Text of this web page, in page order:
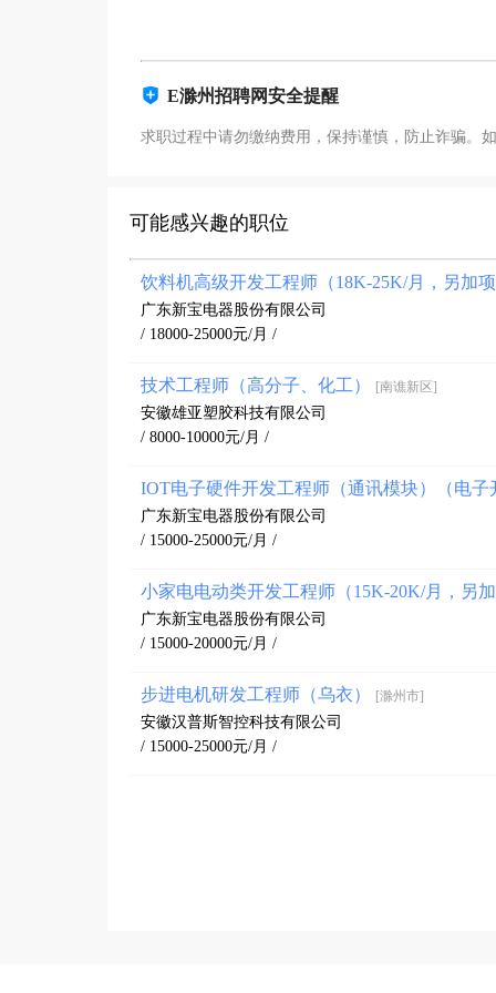
E滁州招聘网安全提醒
求职过程中请勿缴纳费用，保持谨慎，防止诈骗。
可能感兴趣的职位
饮料机高级开发工程师（18K-25K/月，另加
广东新宝电器股份有限公司
/ 18000-25000元/月 /
技术工程师（高分子、化工） [南谯新区]
安徽雄亚塑胶科技有限公司
/ 8000-10000元/月 /
广东新宝电器股份有限公司
/ 15000-25000元/月 /
小家电电动类开发工程师（15K-20K/月，另
广东新宝电器股份有限公司
/ 15000-20000元/月 /
步进电机研发工程师（乌衣） [滁州市]
安徽汉普斯智控科技有限公司
/ 15000-25000元/月 /